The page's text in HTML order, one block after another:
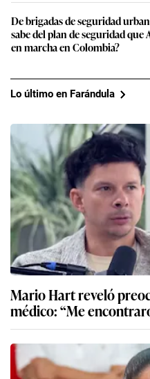
De brigadas de seguridad
sabe del plan de seguridad
en marcha en Colombia?
Lo último en Farándula
Mario Hart reveló
médico: “Me